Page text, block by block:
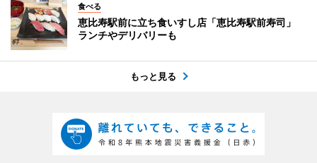
食べる
恵比寿駅前に立ち食いすし店「恵比寿駅前寿司」
ランチやデリバリーも
もっと見る